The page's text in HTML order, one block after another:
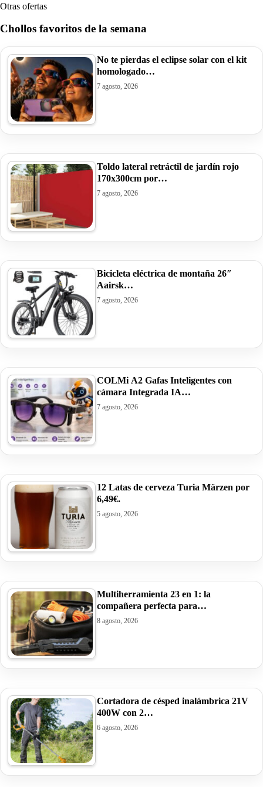
Otras ofertas
Chollos favoritos de la semana
No te pierdas el eclipse solar con el kit
homologado…
7 agosto, 2026
Toldo lateral retráctil de jardín rojo
170x300cm por…
7 agosto, 2026
Bicicleta eléctrica de montaña 26″
Aairsk…
7 agosto, 2026
COLMi A2 Gafas Inteligentes con
cámara Integrada IA…
7 agosto, 2026
12 Latas de cerveza Turia Märzen por
6,49€.
5 agosto, 2026
Multiherramienta 23 en 1: la
compañera perfecta para…
8 agosto, 2026
Cortadora de césped inalámbrica 21V
400W con 2…
6 agosto, 2026